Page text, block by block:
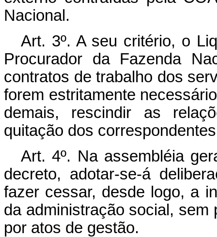
Nacional.
Art. 3º. A seu critério, o
Procurador da Fazenda
contratos de trabalho dos
forem estritamente
demais, rescindir as
quitação dos
Art. 4º. Na assembléia
decreto, adotar-se-á
fazer cessar, desde logo, a
da administração social,
por atos de gestão.